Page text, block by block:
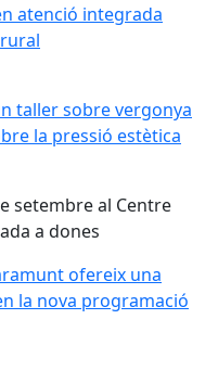
atenció integrada
atenció integrada
taller sobre vergonya
taller sobre vergonya
la pressió estètica
setembre al Centre
a dones
ofereix una
ofereix una
la nova programació